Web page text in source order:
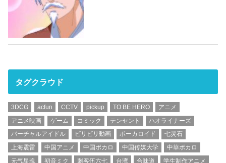
タグクラウド
3DCG acfun CCTV pickup TO BE HERO
アニメ
アニメ映画
ゲーム コミック テンセント
ハオライナーズ
バーチャルアイドル
ビリビリ動画 ボーカロイド
七灵石
上海震雷
中国アニメ 中国ボカロ 中国传媒大学
中華ボカロ
元气星魂
初音ミク 刺客伍六七 台湾 合味道
学生制作アニメ